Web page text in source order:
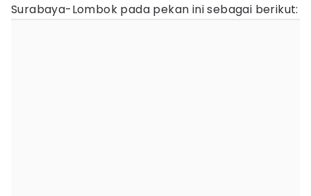
Surabaya-Lombok pada pekan ini sebagai berikut: